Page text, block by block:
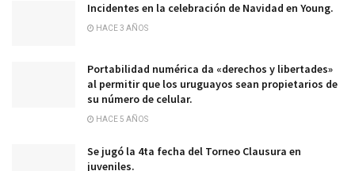
Incidentes en la celebración de Navidad en Young.
HACE 3 AÑOS
Portabilidad numérica da «derechos y libertades»
al permitir que los uruguayos sean propietarios de
su número de celular.
HACE 5 AÑOS
Se jugó la 4ta fecha del Torneo Clausura en
juveniles.